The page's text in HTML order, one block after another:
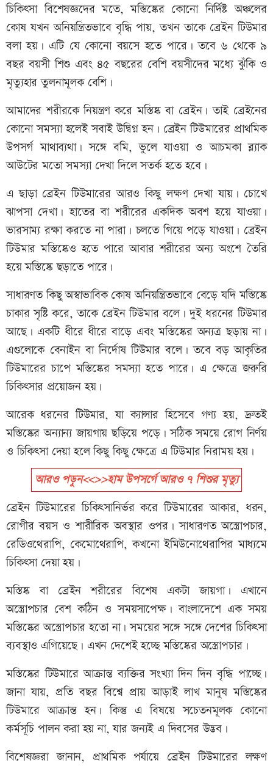
চিকিৎসা বিশেষজ্ঞদের মতে, মস্তিষ্কের কোনো নির্দিষ্ট অঞ্চলের
কোষ যখন অনিয়ন্ত্রিতভাবে বৃদ্ধি পায়, তখন তাকে ব্রেইন টিউমার
বলা হয়। এটি যে কোনো বয়সে হতে পারে। তবে ৬ থেকে ৯
বছর বয়সী শিশু এবং ৪৫ বছরের বেশি বয়সীদের মধ্যে ঝুঁকি ও
মৃত্যুহার তুলনামূলক বেশি।
আমাদের শরীরকে নিয়ন্ত্রণ করে মস্তিষ্ক বা ব্রেইন। তাই ব্রেইনের
কোনো সমস্যা হলেই সবাই উদ্বিগ্ন হন। ব্রেইন টিউমারের প্রাথমিক
উপসর্গ মাথাব্যথা। সঙ্গে বমি, ভুলে যাওয়া ও আচমকা ব্ল্যাক
আউটের মতো সমস্যা দেখা দিলে সতর্ক হতে হবে।
এ ছাড়া ব্রেইন টিউমারের আরও কিছু লক্ষণ দেখা যায়। চোখে
ঝাপসা দেখা। হাতের বা শরীরের একদিক অবশ হয়ে যাওয়া।
ভারসাম্য রক্ষা করতে না পারা। চলতে গিয়ে পড়ে যাওয়া। ব্রেইন
টিউমার মস্তিষ্কেও হতে পারে আবার শরীরের অন্য অংশে তৈরি
হয়ে মস্তিষ্কে ছড়াতে পারে।
সাধারণত কিছু অস্বাভাবিক কোষ অনিয়ন্ত্রিতভাবে বেড়ে যদি মস্তিষ্কে
চাকার সৃষ্টি করে, তাকে ব্রেইন টিউমার বলে। দুই ধরনের টিউমার
আছে। একটি ধীরে ধীরে বাড়ে এবং মস্তিষ্কের অন্যত্র ছড়ায় না।
এগুলোকে বেনাইন বা নির্দোষ টিউমার বলে। তবে বড় আকৃতির
টিউমারের চাপে মস্তিষ্কের সমস্যা হতে পারে। এ ক্ষেত্রে জরুরি
চিকিৎসার প্রয়োজন হয়।
আরেক ধরনের টিউমার, যা ক্যান্সার হিসেবে গণ্য হয়, দ্রুতই
মস্তিষ্কের অন্যান্য জায়গায় ছড়িয়ে পড়ে। সঠিক সময়ে রোগ নির্ণয়
ও চিকিৎসা দেয়া হলে কিছু কিছু ক্ষেত্রে এ টিউমার নিরাময় হয়।
আরও পড়ুন<<>>হাম উপসর্গে আরও ৭ শিশুর মৃত্যু
ব্রেইন টিউমারের চিকিৎসানির্ভর করে টিউমারের আকার, ধরন,
রোগীর বয়স ও শারীরিক অবস্থার ওপর। সাধারণত অস্ত্রোপচার,
রেডিওথেরাপি, কেমোথেরাপি, কখনো ইমিউনোথেরাপির মাধ্যমে
চিকিৎসা দেয়া হয়।
মস্তিষ্ক বা ব্রেইন শরীরের বিশেষ একটা জায়গা। এখানে
অস্ত্রোপচার বেশ কঠিন ও সময়সাপেক্ষ। বাংলাদেশে এক সময়
মস্তিষ্কের অস্ত্রোপচার হতো না। সময়ের সঙ্গে সঙ্গে দেশের চিকিৎসা
ব্যবস্থাও এগিয়েছে। এখন দেশেই হচ্ছে মস্তিষ্কের অস্ত্রোপচার।
মস্তিষ্কের টিউমারে আক্রান্ত ব্যক্তির সংখ্যা দিন দিন বৃদ্ধি পাচ্ছে।
জানা যায়, প্রতি বছর বিশ্বে প্রায় আড়াই লাখ মানুষ মস্তিষ্কের
টিউমারে আক্রান্ত হন। কিন্তু এ বিষয়ে সচেতনমূলক কোনো
কর্মসূচি পালন করা হয় না, যার জন্যই এ দিবসের উদ্ভব।
বিশেষজ্ঞরা জানান, প্রাথমিক পর্যায়ে ব্রেইন টিউমারের লক্ষণ